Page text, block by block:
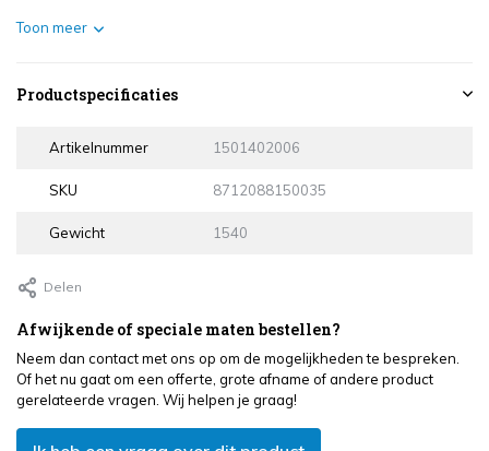
Toon meer
Productspecificaties
Artikelnummer 1501402006
SKU 8712088150035
Gewicht 1540
Delen
Afwijkende of speciale maten bestellen?
Neem dan contact met ons op om de mogelijkheden te bespreken.
Of het nu gaat om een offerte, grote afname of andere product
gerelateerde vragen. Wij helpen je graag!